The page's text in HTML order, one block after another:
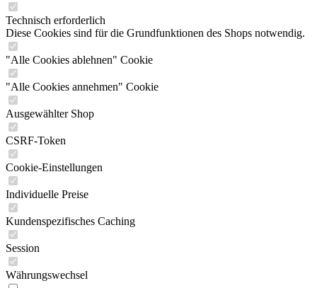
Technisch erforderlich
Diese Cookies sind für die Grundfunktionen des Shops notwendig.
"Alle Cookies ablehnen" Cookie
"Alle Cookies annehmen" Cookie
Ausgewählter Shop
CSRF-Token
Cookie-Einstellungen
Individuelle Preise
Kundenspezifisches Caching
Session
Währungswechsel